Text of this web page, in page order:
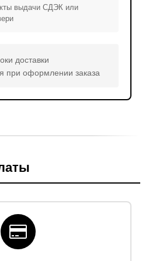
выдачи СДЭК или
доставки
при оформлении заказа